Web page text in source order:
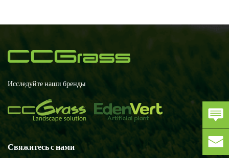
Исследуйте наши бренды
Свяжитесь с нами